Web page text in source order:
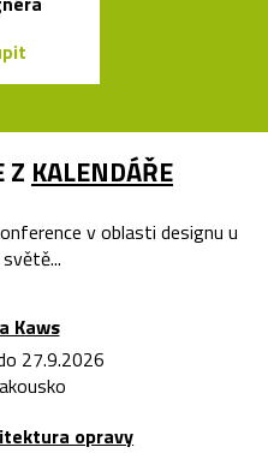
Z KALENDÁŘE
v oblasti designu u
Kaws
27.9.2026
opravy